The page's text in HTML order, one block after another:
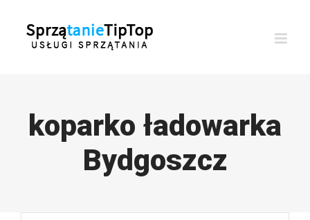
koparko ładowarka
Bydgoszcz